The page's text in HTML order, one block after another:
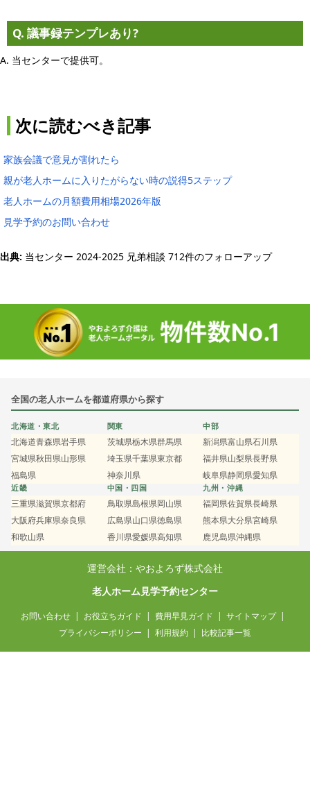
Q. 議事録テンプレあり?
A. 当センターで提供可。
次に読むべき記事
家族会議で意見が割れたら
親が老人ホームに入りたがらない時の説得5ステップ
老人ホームの月額費用相場2026年版
見学予約のお問い合わせ
出典: 当センター 2024-2025 兄弟相談 712件のフォローアップ
全国の老人ホームを都道府県から探す
北海道・東北
北海道青森県岩手県
宮城県秋田県山形県
福島県
関東
茨城県栃木県群馬県
埼玉県千葉県東京都
神奈川県
中部
新潟県富山県石川県
福井県山梨県長野県
岐阜県静岡県愛知県
近畿
三重県滋賀県京都府
大阪府兵庫県奈良県
和歌山県
中国・四国
鳥取県島根県岡山県
広島県山口県徳島県
香川県愛媛県高知県
九州・沖縄
福岡県佐賀県長崎県
熊本県大分県宮崎県
鹿児島県沖縄県
運営会社：やおよろず株式会社
老人ホーム見学予約センター
お問い合わせ お役立ちガイド 費用早見ガイド
サイトマップ
プライバシーポリシー
利用規約 比較記事一覧